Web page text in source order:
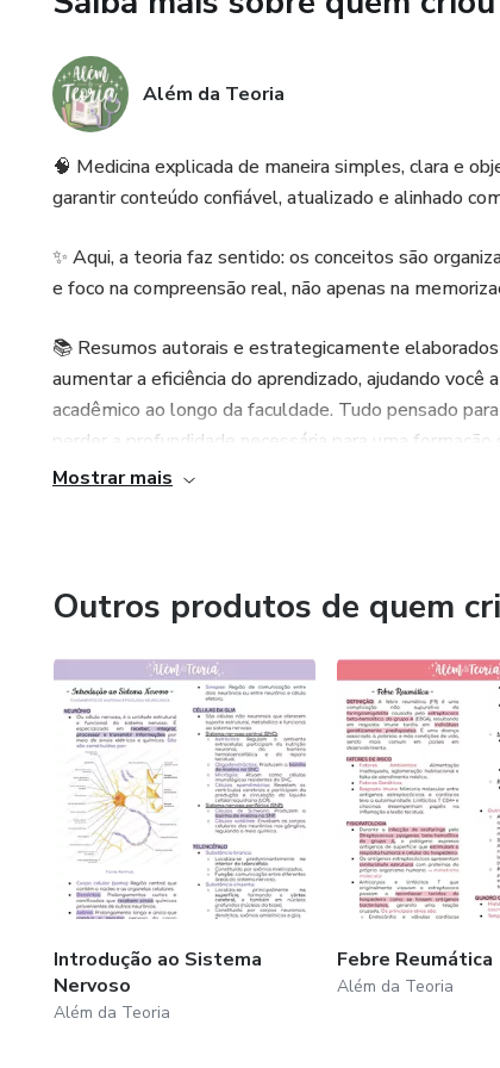
descrição de achados
e aspectos morfológicos.
- Descreve os escores de
prognóstica e risco de
- Aborda o manejo
tratamento conforme a
- Detalha o manejo das
princípios do tratamento
Referências
Além da Teoria
🧠 Medicina explicada de maneira simples, clara e
garantir conteúdo confiável, atualizado e alinhado
✨ Aqui, a teoria faz sentido: os conceitos são
e foco na compreensão real, não apenas na
📚 Resumos autorais e estrategicamente
aumentar a eficiência do aprendizado, ajudando
acadêmico ao longo da faculdade. Tudo pensado
perder a profundidade necessária para uma formação
Mostrar mais
Outros produtos de quem
Introdução ao Sistema
Nervoso
Além da Teoria
Febre Reumática
Além da Teoria